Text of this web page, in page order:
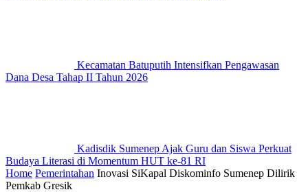
Kecamatan Batuputih Intensifkan Pengawasan
Dana Desa Tahap II Tahun 2026
Kadisdik Sumenep Ajak Guru dan Siswa Perkuat
Budaya Literasi di Momentum HUT ke-81 RI
Home Pemerintahan Inovasi SiKapal Diskominfo Sumenep Dilirik
Pemkab Gresik